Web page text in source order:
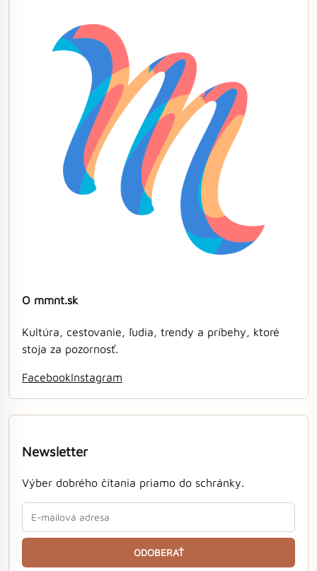
O mmnt.sk
Kultúra, cestovanie, ľudia, trendy a príbehy, ktoré
stoja za pozornosť.
FacebookInstagram
Newsletter
Výber dobrého čítania priamo do schránky.
ODOBERAŤ